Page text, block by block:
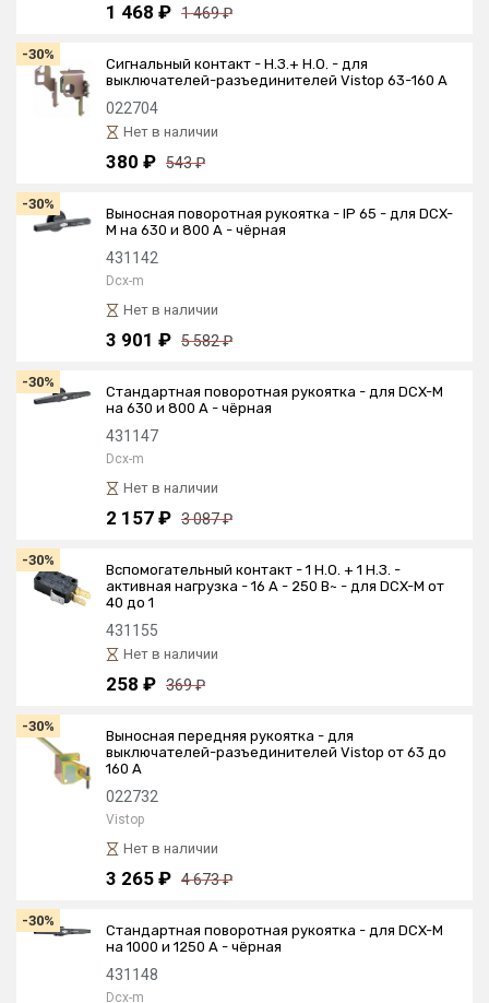
1 468 ₽ 1 469 ₽
-30%
Сигнальный контакт - Н.З.+ Н.О. - для
выключателей-разъединителей Vistop 63-160 A
022704
Нет в наличии
380 ₽ 543 ₽
-30%
Выносная поворотная рукоятка - IP 65 - для DCX-
M на 630 и 800 А - чёрная
431142
Dcx-m
Нет в наличии
3 901 ₽ 5 582 ₽
-30%
Стандартная поворотная рукоятка - для DCX-M
на 630 и 800 А - чёрная
431147
Dcx-m
Нет в наличии
2 157 ₽ 3 087 ₽
-30%
Вспомогательный контакт - 1 Н.О. + 1 Н.З. -
активная нагрузка - 16 А - 250 В~ - для DCX-M от
40 до 1
431155
Нет в наличии
258 ₽ 369 ₽
-30%
Выносная передняя рукоятка - для
выключателей-разъединителей Vistop от 63 до
160 A
022732
Vistop
Нет в наличии
3 265 ₽ 4 673 ₽
-30%
Стандартная поворотная рукоятка - для DCX-M
на 1000 и 1250 А - чёрная
431148
Dcx-m